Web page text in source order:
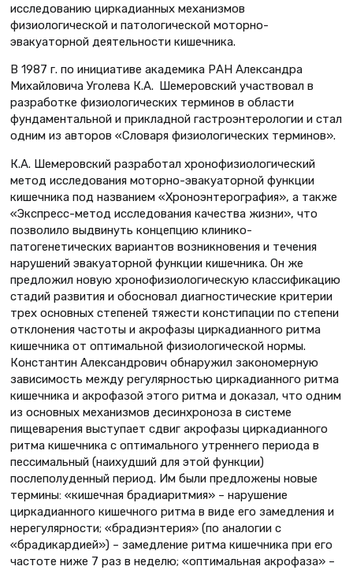
исследованию циркадианных механизмов
физиологической и патологической моторно-
эвакуаторной деятельности кишечника.
В 1987 г. по инициативе академика РАН Александра
Михайловича Уголева К.А. Шемеровский участвовал в
разработке физиологических терминов в области
фундаментальной и прикладной гастроэнтерологии и стал
одним из авторов «Словаря физиологических терминов».
К.А. Шемеровский разработал хронофизиологический
метод исследования моторно-эвакуаторной функции
кишечника под названием «Хроноэнтерография», а также
«Экспресс-метод исследования качества жизни», что
позволило выдвинуть концепцию клинико-
патогенетических вариантов возникновения и течения
нарушений эвакуаторной функции кишечника. Он же
предложил новую хронофизио­логическую классификацию
стадий развития и обосновал диагностические критерии
трех основных степеней тяжести констипации по степени
отклонения частоты и акрофазы циркадианного ритма
кишечника от оптимальной физиологической нормы.
Константин Александрович обнаружил закономерную
зависимость между регулярностью циркадианного ритма
кишечника и акрофазой этого ритма и доказал, что одним
из основных механизмов десинхроноза в системе
пищеварения выступает сдвиг акрофазы циркадианного
ритма кишечника с оптимального утреннего периода в
пессимальный (наихудший для этой функции)
послеполуденный период. Им были предложены новые
термины: «кишечная брадиаритмия» – нарушение
циркадианного кишечного ритма в виде его замедления и
нерегулярности; «брадиэнтерия» (по аналогии с
«брадикардией») – замедление ритма кишечника при его
частоте ниже 7 раз в неделю; «оптимальная акрофаза» –